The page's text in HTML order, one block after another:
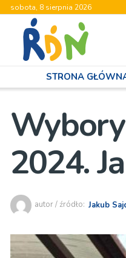
sobota, 8 sierpnia 2026
STRONA
2024.
autor / źródło: Jakub